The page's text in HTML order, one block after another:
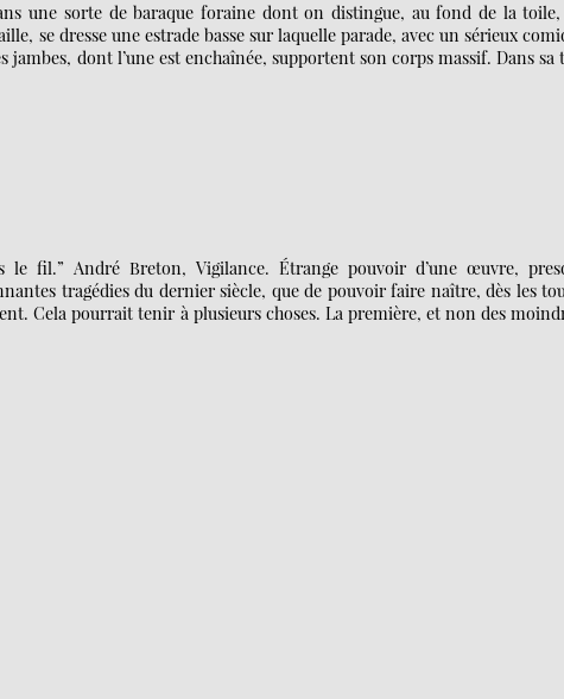
une sorte de baraque foraine dont on distingue, au fond de la
se dresse une estrade basse sur laquelle parade, avec un sérieux
jambes, dont l’une est enchaînée, supportent son corps massif. Dans sa
fil.” André Breton, Vigilance. Étrange pouvoir d’une œuvre,
tragédies du dernier siècle, que de pouvoir faire naître, dès les
Cela pourrait tenir à plusieurs choses. La première, et non des